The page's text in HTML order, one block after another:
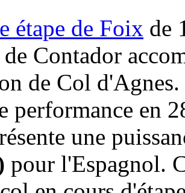
étape de Foix de
Contador
de Col
performance en
une
pour l'Espagnol.